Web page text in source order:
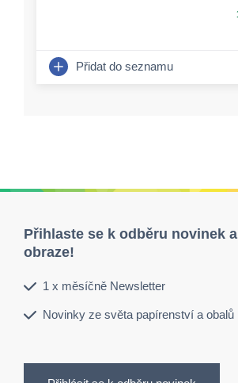
Přidat do seznamu
Přihlaste se k odběru novinek
obraze!
1 x měsíčně Newsletter
Novinky ze světa papírenství a obalů